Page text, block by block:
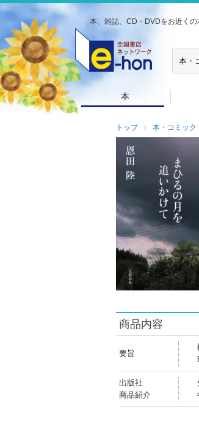
本、雑誌、CD・DVDをお近くの
本
トップ 本・コミック
商品内容
要旨
出版社
商品紹介